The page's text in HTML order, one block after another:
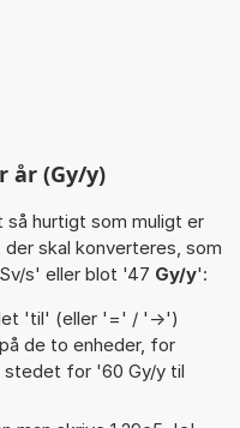
år (Gy/y)
hurtigt som muligt er
skal konverteres, som
s' eller blot '47 Gy/y':
'til' (eller '=' / '->')
de to enheder, for
stedet for '60 Gy/y til